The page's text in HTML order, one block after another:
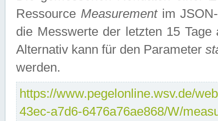
Ressource Measurementim JSON-
die Messwerte der letzten 15
Alternativ kann für den Parameter
werden.
https://www.pegelonline.wsv.de/
43ec-a7d6-6476a76ae868/W/